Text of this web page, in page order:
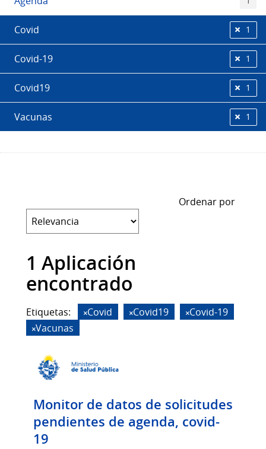
Covid 1
Covid-19 1
Covid19 1
Vacunas 1
Ordenar por
1 Aplicación
encontrado
Etiquetas: Covid Covid19
Covid-19
Vacunas
Monitor de datos de solicitudes
pendientes de agenda, covid-
19